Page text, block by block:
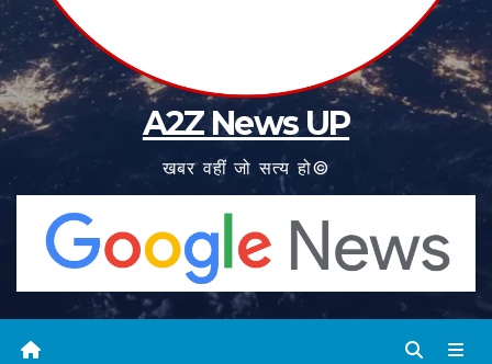
A2Z News UP
खबर वहीं जो सत्य हो©